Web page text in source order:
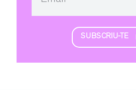
SUBSCRIU-TE